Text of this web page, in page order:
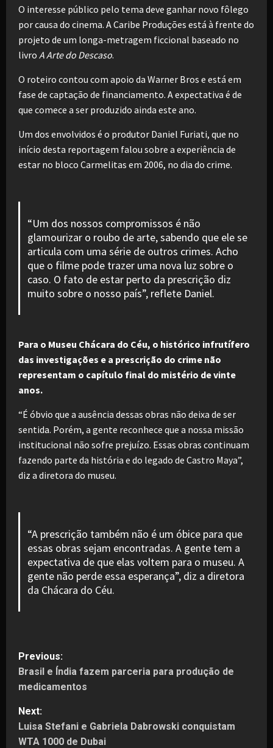
O interesse público pelo tema deve ganhar novo fôlego
por causa do cinema. A Caribe Produções está à frente do
projeto de um longa-metragem ficcional baseado no
livro A Arte do Descaso.
O roteiro contou com apoio da Warner Bros e está em
fase de captação de financiamento. A expectativa é de
que comece a ser produzido ainda este ano.
Um dos envolvidos é o produtor Daniel Furiati, que no
início desta reportagem falou sobre a experiência de
estar no bloco Carmelitas em 2006, no dia do crime.
“Um dos nossos compromissos é não
glamourizar o roubo de arte, sabendo que ele se
articula com uma série de outros crimes. Acho
que o filme pode trazer uma nova luz sobre o
caso. O fato de estar perto da prescrição diz
muito sobre o nosso país”, reflete Daniel.
Para o Museu Chácara do Céu, o histórico infrutífero
das investigações e a prescrição do crime não
representam o capítulo final do mistério de vinte
anos.
“É óbvio que a ausência dessas obras não deixa de ser
sentida. Porém, a gente reconhece que a nossa missão
institucional não sofre prejuízo. Essas obras continuam
fazendo parte da história e do legado de Castro Maya”,
diz a diretora do museu.
“A prescrição também não é um óbice para que
essas obras sejam encontradas. A gente tem a
expectativa de que elas voltem para o museu. A
gente não perde essa esperança”, diz a diretora
da Chácara do Céu.
P
o
s
t
Previous:
Brasil e Índia fazem parceria para produção de
medicamentos
Next:
Luisa Stefani e Gabriela Dabrowski conquistam
WTA 1000 de Dubai